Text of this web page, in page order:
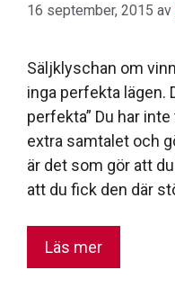
16 september, 2015 av
Säljklyschan om
inga perfekta lägen.
perfekta” Du har
extra samtalet och
är det som gör att
att du fick den där
Läs mer